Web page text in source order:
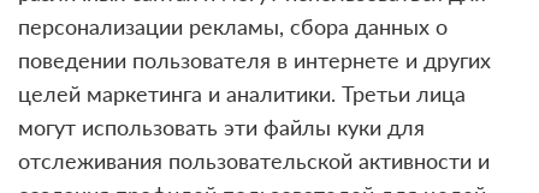
персонализации рекламы, сбора данных о
поведении пользователя в интернете и других
целей маркетинга и аналитики. Третьи лица
могут использовать эти файлы куки для
отслеживания пользовательской активности и